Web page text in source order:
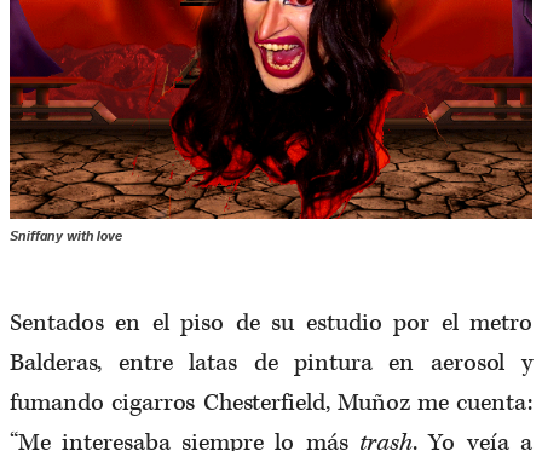
Sniffany with love
Sentados en el piso de su estudio por el metro
Balderas, entre latas de pintura en aerosol y
fumando cigarros Chesterfield, Muñoz me cuenta:
“Me interesaba siempre lo más trash. Yo veía a